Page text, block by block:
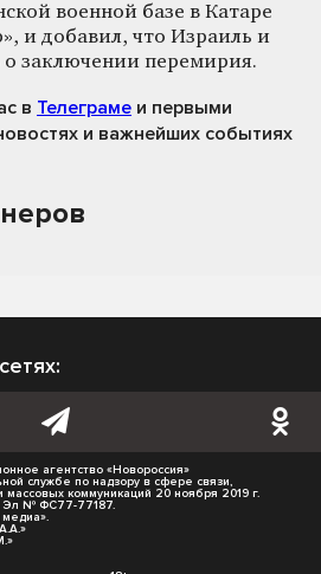
военной базе в Катаре
и добавил, что Израиль и
заключении перемирия.
в Телеграме и первыми
и важнейших событиях
агентство «Новороссия»
службе по надзору в сфере связи,
коммуникаций 20 ноября 2019 г.
Эл № ФС77-77187.